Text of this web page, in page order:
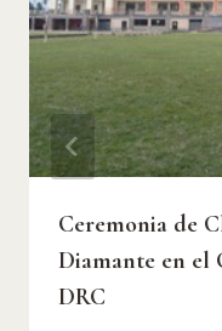
Ceremonia de
Diamante en el
DRC